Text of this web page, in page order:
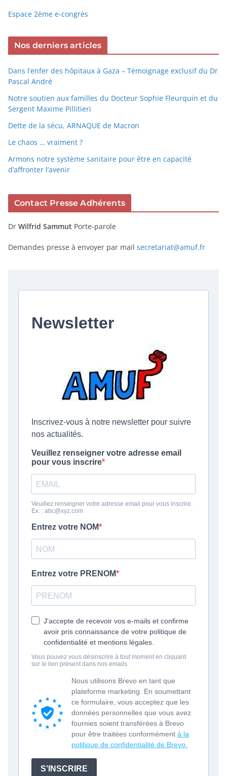
Espace 2ème e-congrès
Nos derniers articles
Dans l’enfer des hôpitaux à Gaza – Témoignage exclusif du Dr
Pascal André
Notre soutien aux familles du Docteur Sophie Fleurquin et du
Sergent Maxime Pillitieri
Dette de la sécu, ARNAQUE de Macron
Le chaos … vraiment ?
Armons notre système sanitaire pour être en capacité
d’affronter l’avenir
Contact Presse Adhérents
Dr Wilfrid Sammut Porte-parole
Demandes presse à envoyer par mail secretariat@amuf.fr